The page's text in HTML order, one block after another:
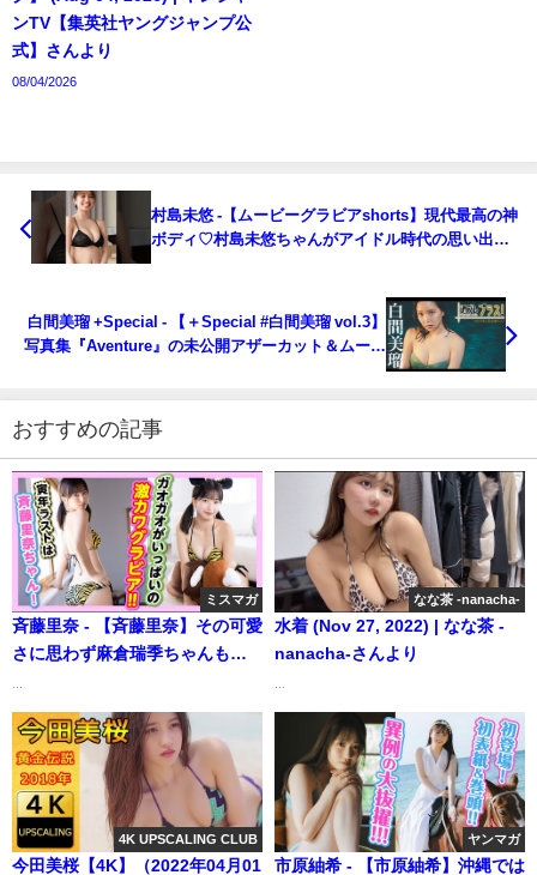
ンTV【集英社ヤングジャンプ公
式】さんより
08/04/2026
村島未悠 -【ムービーグラビアshorts】現代最高の神
ボディ♡村島未悠ちゃんがアイドル時代の思い出が
ヤンジャンTV【集英社ヤングジャンプ公式】さんよ
白間美瑠 +Special - 【＋Special #白間美瑠 vol.3】
写真集『Aventure』の未公開アザーカット＆ムービ
Channel【集英社 週刊プレイボーイ公式】さんより
おすすめの記事
ミスマガ
斉藤里奈 - 【斉藤里奈】その可愛
さに思わず麻倉瑞季ちゃんもウ
（2022年12月29日） | ミスマガ
TVさんより
なな茶 -nanacha-
水着 (Nov 27, 2022) | なな茶 -
nanacha-さんより
4K UPSCALING CLUB
今田美桜【4K】（2022年04月01
ヤンマガ
市原紬希 - 【市原紬希】沖縄では